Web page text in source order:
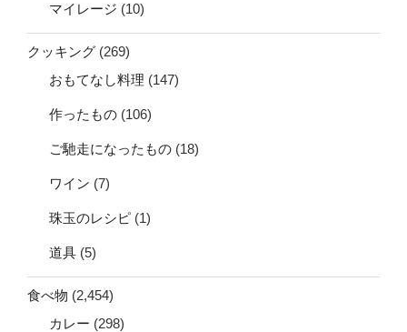
マイレージ (10)
クッキング (269)
おもてなし料理 (147)
作ったもの (106)
ご馳走になったもの (18)
ワイン (7)
珠玉のレシピ (1)
道具 (5)
食べ物 (2,454)
カレー (298)